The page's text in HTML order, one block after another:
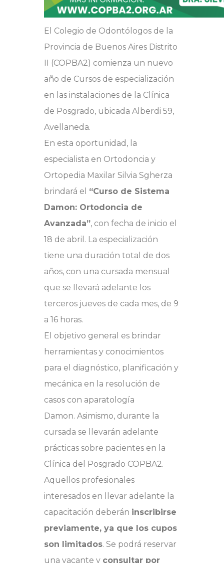
El Colegio de Odontólogos de la
Provincia de Buenos Aires Distrito
II (COPBA2) comienza un nuevo
año de Cursos de especialización
en las instalaciones de la Clínica
de Posgrado, ubicada Alberdi 59,
Avellaneda.
En esta oportunidad, la
especialista en Ortodoncia y
Ortopedia Maxilar Silvia Sgherza
brindará el “Curso de Sistema
Damon: Ortodoncia de
Avanzada”, con fecha de inicio el
18 de abril. La especialización
tiene una duración total de dos
años, con una cursada mensual
que se llevará adelante los
terceros jueves de cada mes, de 9
a 16 horas.
El objetivo general es brindar
herramientas y conocimientos
para el d iagnóstico, planificación y
mecánica en la resolución de
casos con aparatología
Damon. Asimismo, durante la
cursada se llevarán adelante
prácticas sobre pacientes en la
Clínica del Posgrado COPBA2.
Aquellos profesionales
interesados en llevar adelante la
capacitación deberán inscribirse
previamente, ya que los cupos
son limitados. Se podrá reservar
una vacante y consultar por